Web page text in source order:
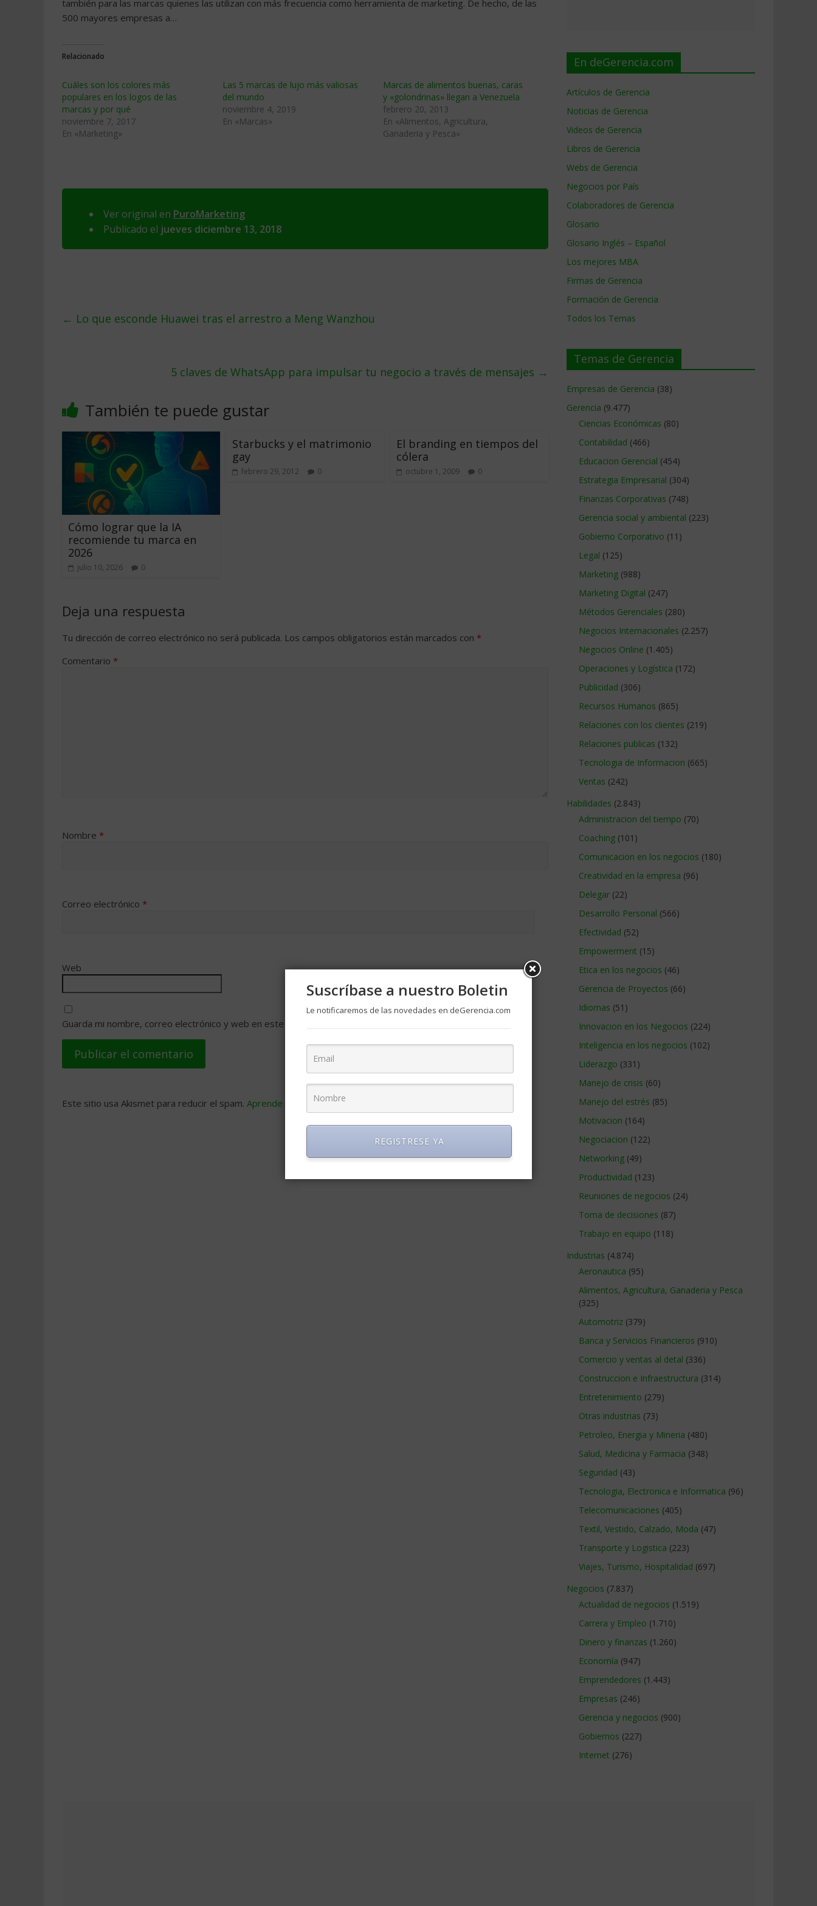
también para las marcas quienes las utilizan con más frecuencia como herramienta de marketing. De hecho, de las
500 mayores empresas a…
Relacionado
Cuáles son los colores más
populares en los logos de las
marcas y por qué
noviembre 7, 2017
En «Marketing»
Las 5 marcas de lujo más valiosas
del mundo
noviembre 4, 2019
En «Marcas»
Marcas de alimentos buenas, caras
y «golondrinas» llegan a Venezuela
febrero 20, 2013
En «Alimentos, Agricultura,
Ganaderia y Pesca»
Ver original en PuroMarketing
Publicado el jueves diciembre 13, 2018
← Lo que esconde Huawei tras el arrestro a Meng Wanzhou
5 claves de WhatsApp para impulsar tu negocio a través de mensajes →
También te puede gustar
Cómo lograr que la IA
recomiende tu marca en
2026
julio 10, 2026 0
Starbucks y el matrimonio
gay
febrero 29, 2012 0
El branding en tiempos del
cólera
octubre 1, 2009 0
Deja una respuesta
Tu dirección de correo electrónico no será publicada. Los campos obligatorios están marcados con *
Comentario *
Nombre *
Correo electrónico *
Web
Guarda mi nombre, correo electrónico y web en este navegador para la próxima vez que comente.
Este sitio usa Akismet para reducir el spam. Aprende cómo se procesan los datos de tus comentarios
En deGerencia.com
Artículos de Gerencia
Noticias de Gerencia
Videos de Gerencia
Libros de Gerencia
Webs de Gerencia
Negocios por País
Colaboradores de Gerencia
Glosario
Glosario Inglés – Español
Los mejores MBA
Firmas de Gerencia
Formación de Gerencia
Todos los Temas
Temas de Gerencia
Empresas de Gerencia (38)
Gerencia (9.477)
Ciencias Económicas (80)
Contabilidad (466)
Educacion Gerencial (454)
Estrategia Empresarial (304)
Finanzas Corporativas (748)
Gerencia social y ambiental (223)
Gobierno Corporativo (11)
Legal (125)
Marketing (988)
Marketing Digital (247)
Métodos Gerenciales (280)
Negocios Internacionales (2.257)
Negocios Online (1.405)
Operaciones y Logística (172)
Publicidad (306)
Recursos Humanos (865)
Relaciones con los clientes (219)
Relaciones publicas (132)
Tecnologia de Informacion (665)
Ventas (242)
Habilidades (2.843)
Administracion del tiempo (70)
Coaching (101)
Comunicacion en los negocios (180)
Creatividad en la empresa (96)
Delegar (22)
Desarrollo Personal (566)
Efectividad (52)
Empowerment (15)
Etica en los negocios (46)
Gerencia de Proyectos (66)
Idiomas (51)
Innovacion en los Negocios (224)
Inteligencia en los negocios (102)
Liderazgo (331)
Manejo de crisis (60)
Manejo del estrés (85)
Motivacion (164)
Negociacion (122)
Networking (49)
Productividad (123)
Reuniones de negocios (24)
Toma de decisiones (87)
Trabajo en equipo (118)
Industrias (4.874)
Aeronautica (95)
Alimentos, Agricultura, Ganaderia y Pesca
(325)
Automotriz (379)
Banca y Servicios Financieros (910)
Comercio y ventas al detal (336)
Construccion e Infraestructura (314)
Entretenimiento (279)
Otras industrias (73)
Petroleo, Energia y Mineria (480)
Salud, Medicina y Farmacia (348)
Seguridad (43)
Tecnologia, Electronica e Informatica (96)
Telecomunicaciones (405)
Textil, Vestido, Calzado, Moda (47)
Transporte y Logistica (223)
Viajes, Turismo, Hospitalidad (697)
Negocios (7.837)
Actualidad de negocios (1.519)
Carrera y Empleo (1.710)
Dinero y finanzas (1.260)
Economía (947)
Emprendedores (1.443)
Empresas (246)
Gerencia y negocios (900)
Gobiernos (227)
Internet (276)
Suscríbase a nuestro Boletin
Le notificaremos de las novedades en deGerencia.com
REGISTRESE YA